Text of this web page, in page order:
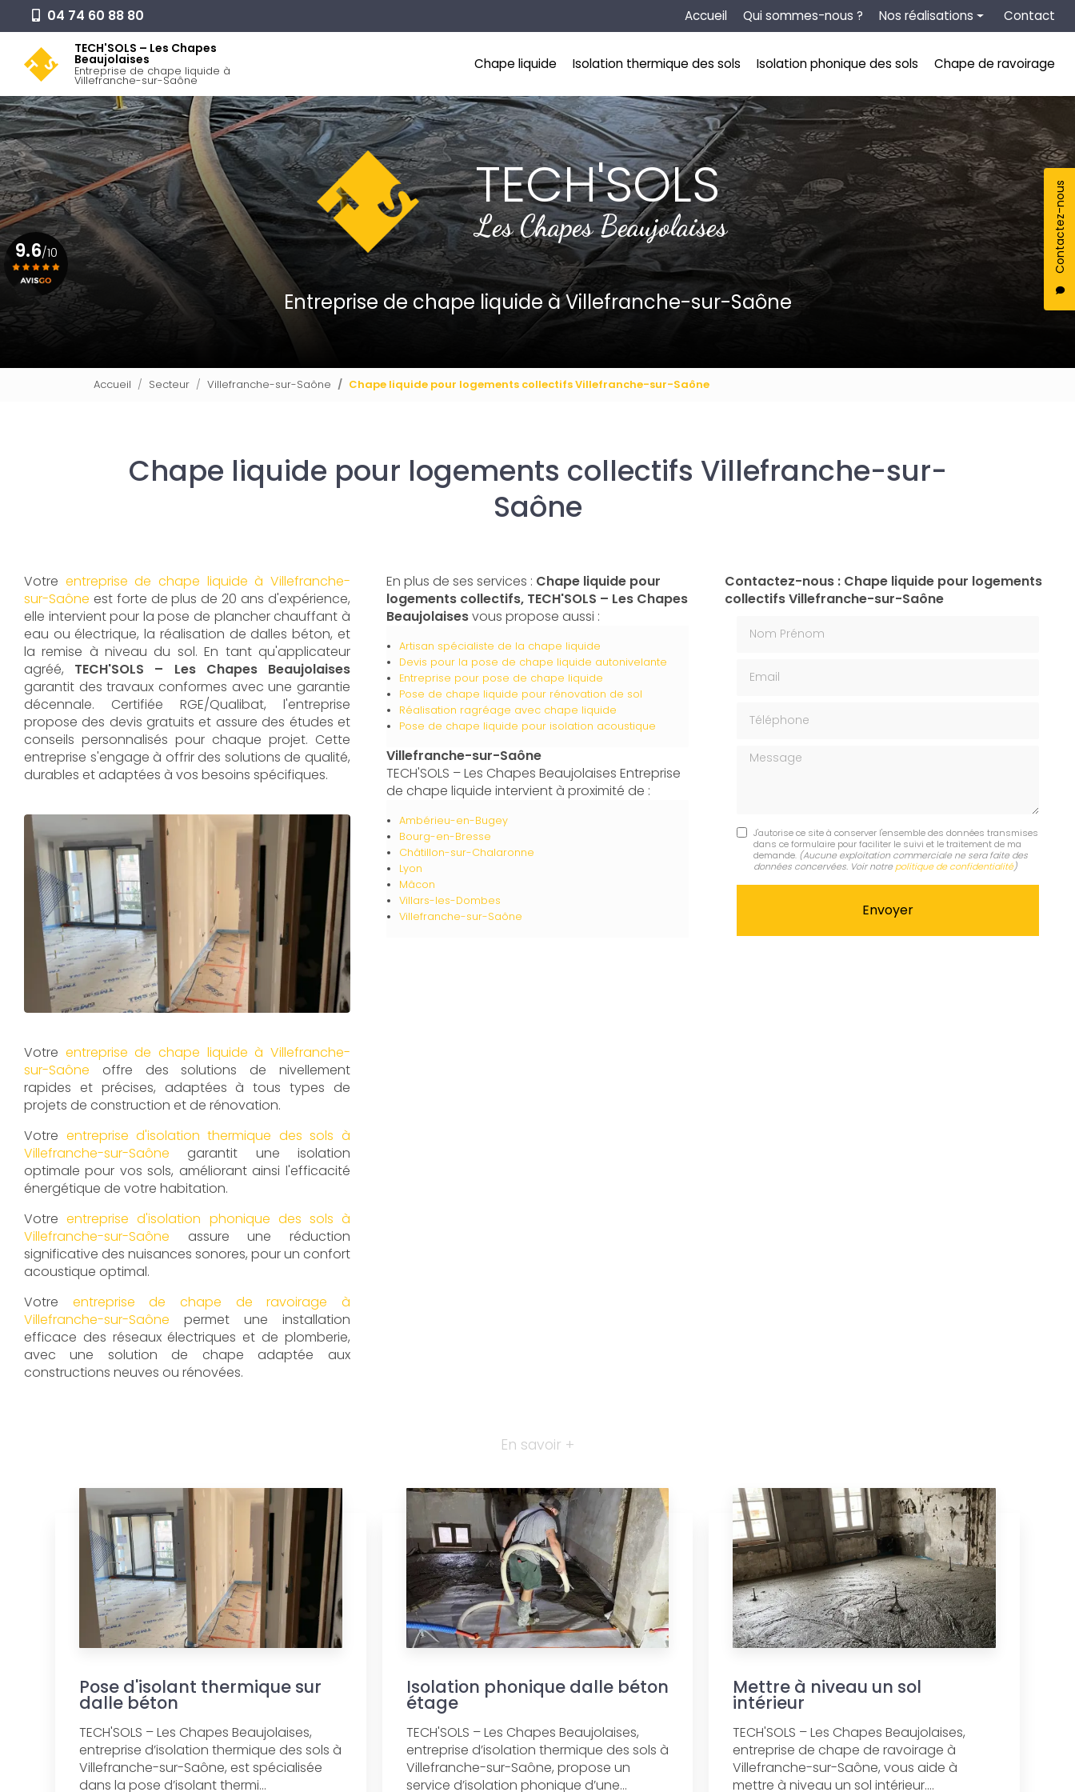
contenu
principal
04 74 60 88 80 Navigation secondaire
Accueil Qui sommes-nous ?
Nos réalisations
Isolation thermique des sols
Isolation phonique des sols
Chape de ravoirage
Contact
TECH'SOLS – Les Chapes
Beaujolaises
Entreprise de chape liquide à
Villefranche-sur-Saône
Contactez-nous
Chape liquide Isolation thermique des sols Isolation phonique des sols Chape de ravoirage
TECH'SOLS
Les Chapes Beaujolaises
Entreprise de chape liquideà Villefranche-sur-Saône
9.6/10
Voir le certificat
Accueil Secteur Villefranche-sur-Saône Chape liquide pour logements collectifs Villefranche-sur-Saône
Chape liquide pour logements collectifs Villefranche-sur-
Saône
Votre entreprise de chape liquide à Villefranche-
sur-Saône est forte de plus de 20 ans d'expérience,
elle intervient pour la pose de plancher chauffant à
eau ou électrique, la réalisation de dalles béton, et
la remise à niveau du sol. En tant qu'applicateur
agréé, TECH'SOLS – Les Chapes Beaujolaises
garantit des travaux conformes avec une garantie
décennale. Certifiée RGE/Qualibat, l'entreprise
propose des devis gratuits et assure des études et
conseils personnalisés pour chaque projet. Cette
entreprise s'engage à offrir des solutions de qualité,
durables et adaptées à vos besoins spécifiques.
Votre entreprise de chape liquide à Villefranche-
sur-Saône offre des solutions de nivellement
rapides et précises, adaptées à tous types de
projets de construction et de rénovation.
Votre entreprise d'isolation thermique des sols à
Villefranche-sur-Saône garantit une isolation
optimale pour vos sols, améliorant ainsi l'efficacité
énergétique de votre habitation.
Votreentreprise d'isolation phonique des sols à
Villefranche-sur-Saône assure une réduction
significative des nuisances sonores, pour un confort
acoustique optimal.
Votre entreprise de chape de ravoirage à
Villefranche-sur-Saône permet une installation
efficace des réseaux électriques et de plomberie,
avec une solution de chape adaptée aux
constructions neuves ou rénovées.
En plus de ses services : Chape liquide pour
logements collectifs, TECH'SOLS – Les Chapes
Beaujolaisesvous propose aussi :
Artisan spécialiste de la chape liquide
Devis pour la pose de chape liquide autonivelante
Entreprise pour pose de chape liquide
Pose de chape liquide pour rénovation de sol
Réalisation ragréage avec chape liquide
Pose de chape liquide pour isolation acoustique
Villefranche-sur-Saône
TECH'SOLS – Les Chapes Beaujolaises Entreprise
de chape liquide intervient à proximité de :
Ambérieu-en-Bugey
Bourg-en-Bresse
Châtillon-sur-Chalaronne
Lyon
Mâcon
Villars-les-Dombes
Villefranche-sur-Saône
Contactez-nous : Chape liquide pour logements
collectifs Villefranche-sur-Saône
Message
J'autorise ce site à conserver l'ensemble des données transmises
dans ce formulaire pour faciliter le suivi et le traitement de ma
demande. (Aucune exploitation commerciale ne sera faite des
données concervées. Voir notre politique de confidentialité)
En savoir +
Pose d'isolant thermique sur
dalle béton
TECH'SOLS – Les Chapes Beaujolaises,
entreprise d’isolation thermique des sols à
Villefranche-sur-Saône, est spécialisée
dans la pose d’isolant thermi...
Isolation phonique dalle béton
étage
TECH'SOLS – Les Chapes Beaujolaises,
entreprise d’isolation thermique des sols à
Villefranche-sur-Saône, propose un
service d’isolation phonique d’une...
Mettre à niveau un sol
intérieur
TECH'SOLS – Les Chapes Beaujolaises,
entreprise de chape de ravoirage à
Villefranche-sur-Saône, vous aide à
mettre à niveau un sol intérieur....